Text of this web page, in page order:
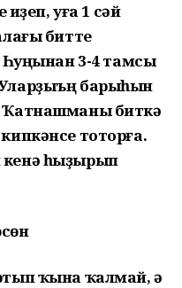
иҙеп, уға 1 сәй
битте
Һуңынан 3-4 тамсы
барыһын
Ҡатнашманы биткә
тоторға.
һыҙырып
ҡына ҡалмай, ә